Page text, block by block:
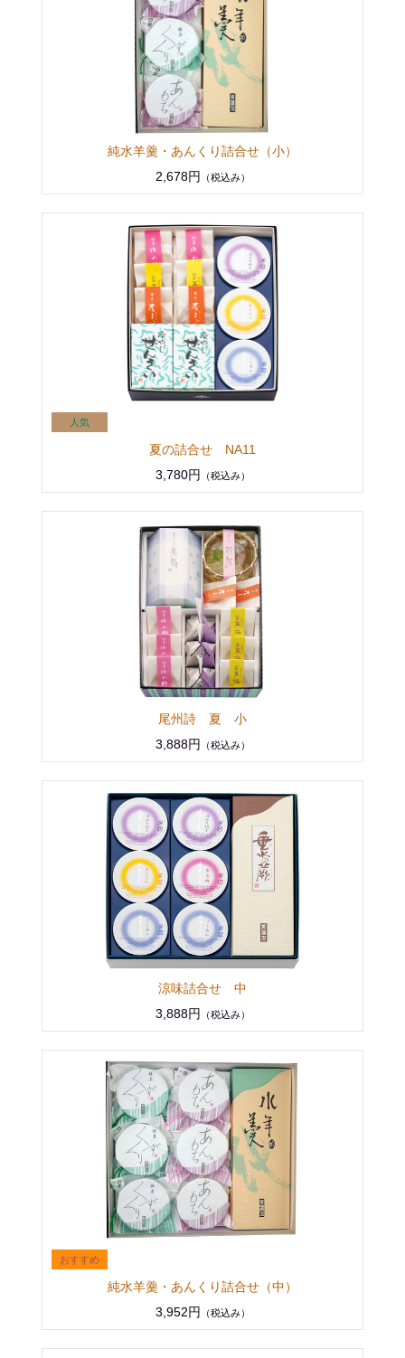
純水羊羹・あんくり詰合せ（小）
2,678円
（税込み）
夏の詰合せ NA11
3,780円
（税込み）
尾州詩 夏 小
3,888円
（税込み）
涼味詰合せ 中
3,888円
（税込み）
純水羊羹・あんくり詰合せ（中）
3,952円
（税込み）